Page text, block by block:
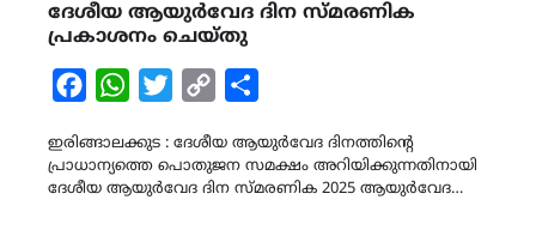
ദേശീയ ആയുർവേദ ദിന സ്മരണിക
പ്രകാശനം ചെയ്തു
FacebookWhatsAppTwitterCopy
ഇരിങ്ങാലക്കുട : ദേശീയ ആയുർവേദ ദിനത്തിന്റെ
പ്രാധാന്യത്തെ പൊതുജന സമക്ഷം അറിയിക്കുന്നതിനായി
ദേശീയ ആയുർവേദ ദിന സ്മരണിക 2025 ആയുർവേദ…